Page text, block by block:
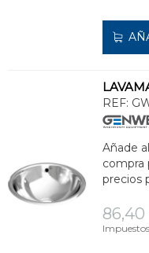
REF:
Añade
compra
precios